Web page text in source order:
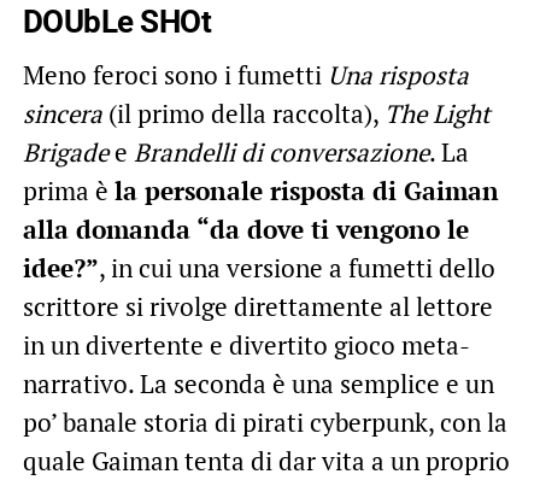
DOUbLe SHOt
Meno feroci sono i fumetti Una risposta
sincera(il primo della raccolta), The Light
Brigadee Brandelli di conversazione. La
prima è la personale risposta di Gaiman
alla domanda “da dove ti vengono le
idee?”, in cui una versione a fumetti dello
scrittore si rivolge direttamente al lettore
in un divertente e divertito gioco meta-
narrativo. La seconda è una semplice e un
po’ banale storia di pirati cyberpunk, con la
quale Gaiman tenta di dar vita a un proprio